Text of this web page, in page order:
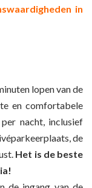
in
lopen van de
en comfortabele
nacht, inclusief
de
Het is de beste